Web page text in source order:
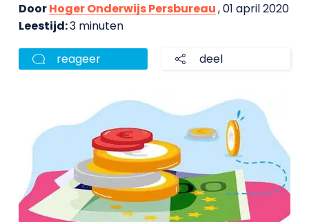
DoorHoger Onderwijs Persbureau, 01 april 2020
Leestijd:3 minuten
reageer deel